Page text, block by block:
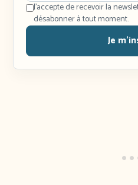
J'accepte de recevoir la
désabonner à tout moment.